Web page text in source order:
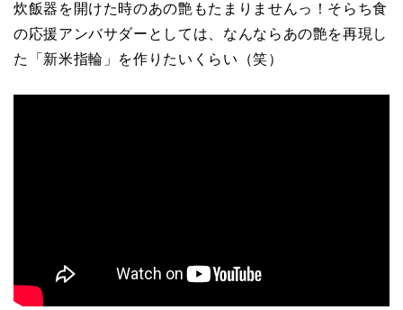
炊飯器を開けた時のあの艶もたまりませんっ！そらち食
の応援アンバサダーとしては、なんならあの艶を再現し
た「新米指輪」を作りたいくらい（笑）